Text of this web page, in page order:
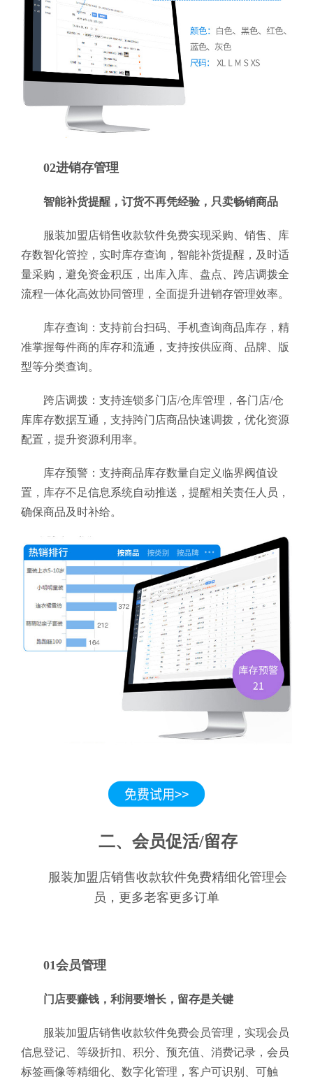
02进销存管理
智能补货提醒，订货不再凭经验，只卖畅销商品
服装加盟店销售收款软件免费实现采购、销售、库
存数智化管控，实时库存查询，智能补货提醒，及时适
量采购，避免资金积压，出库入库、盘点、跨店调拨全
流程一体化高效协同管理，全面提升进销存管理效率。
库存查询：支持前台扫码、手机查询商品库存，精
准掌握每件商的库存和流通，支持按供应商、品牌、版
型等分类查询。
跨店调拨：支持连锁多门店/仓库管理，各门店/仓
库库存数据互通，支持跨门店商品快速调拨，优化资源
配置，提升资源利用率。
库存预警：支持商品库存数量自定义临界阀值设
置，库存不足信息系统自动推送，提醒相关责任人员，
确保商品及时补给。
二、会员促活/留存
服装加盟店销售收款软件免费精细化管理会
员，更多老客更多订单
01会员管理
门店要赚钱，利润要增长，留存是关键
服装加盟店销售收款软件免费会员管理，实现会员
信息登记、等级折扣、积分、预充值、消费记录，会员
标签画像等精细化、数字化管理，客户可识别、可触